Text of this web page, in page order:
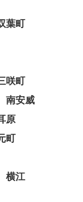
葉町
咲町
南安威
原
町
横江